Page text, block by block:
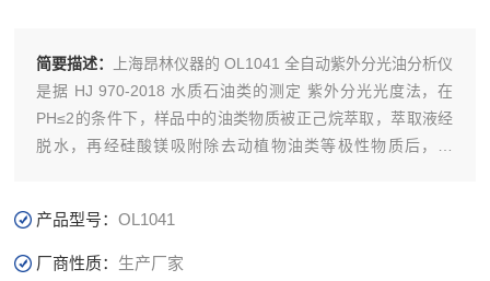
简要描述：
上海昂林仪器的 OL1041 全自动紫外分光油分析仪
是据 HJ 970-2018 水质石油类的测定 紫外分光光度法，在
PH≤2的条件下，样品中的油类物质被正己烷萃取，萃取液经
脱水，再经硅酸镁吸附除去动植物油类等极性物质后，于
产品型号：OL1041
厂商性质： 生产厂家